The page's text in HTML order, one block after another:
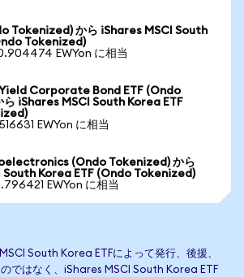
Tokenized) から iShares MSCI South
Tokenized)
EWYon に相当
Corporate Bond ETF (Ondo
iShares MSCI South Korea ETF
EWYon に相当
(Ondo Tokenized) から
South Korea ETF (Ondo Tokenized)
EWYon に相当
South Korea ETFによって発行、後援、
ではなく、iShares MSCI South Korea ETF